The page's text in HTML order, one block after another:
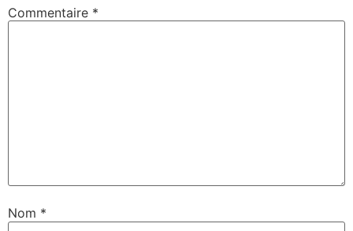
Commentaire *
Nom *